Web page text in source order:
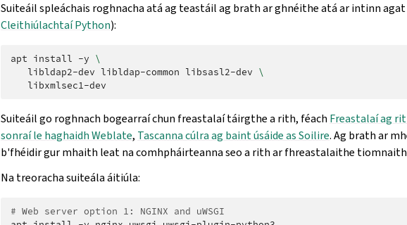
Suiteáil spleáchais roghnacha atá ag teastáil ag brath ar ghnéithe atá ar intinn agat
Cleithiúlachtaí Python):
apt install -y \
libldap2-dev libldap-common libsasl2-dev \
Suiteáil go roghnach bogearraí chun freastalaí táirgthe a rith, féach Freastalaí ag
sonraí le haghaidh Weblate, Tascanna cúlra ag baint úsáide as Soilire. Ag brath ar
b'fhéidir gur mhaith leat na comhpháirteanna seo a rith ar fhreastalaithe
Na treoracha suiteála áitiúla:
# Web server option 1: NGINX and uWSGI